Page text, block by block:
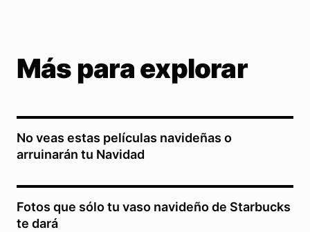
Más para explorar
No veas estas películas navideñas o
arruinarán tu Navidad
Fotos que sólo tu vaso navideño de Starbucks
te dará